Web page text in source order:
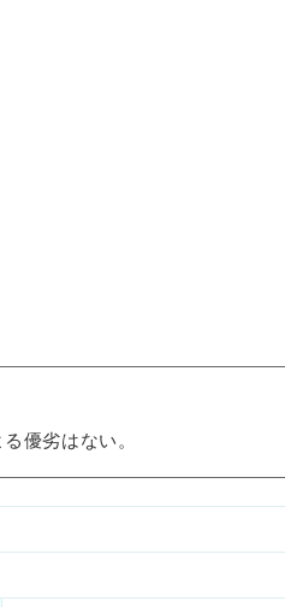
優劣はない。